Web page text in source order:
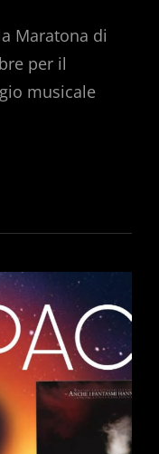
Maratona di
per il
musicale